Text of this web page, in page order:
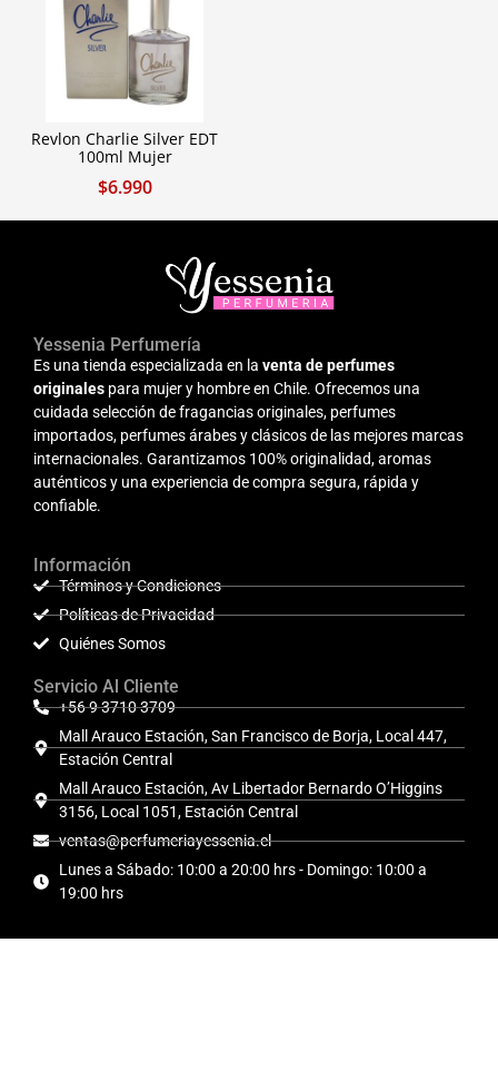
Revlon Charlie Silver EDT
100ml Mujer
$6.990
Yessenia Perfumería
Es una tienda especializada en la venta de perfumes
originales para mujer y hombre en Chile. Ofrecemos una
cuidada selección de fragancias originales, perfumes
importados, perfumes árabes y clásicos de las mejores marcas
internacionales. Garantizamos 100% originalidad, aromas
auténticos y una experiencia de compra segura, rápida y
confiable.
Información
Términos y Condiciones
Políticas de Privacidad
Quiénes Somos
Servicio Al Cliente
+56 9 3710 3709
Mall Arauco Estación, San Francisco de Borja, Local 447,
Estación Central
Mall Arauco Estación, Av Libertador Bernardo O’Higgins
3156, Local 1051, Estación Central
ventas@perfumeriayessenia.cl
Lunes a Sábado: 10:00 a 20:00 hrs - Domingo: 10:00 a
19:00 hrs